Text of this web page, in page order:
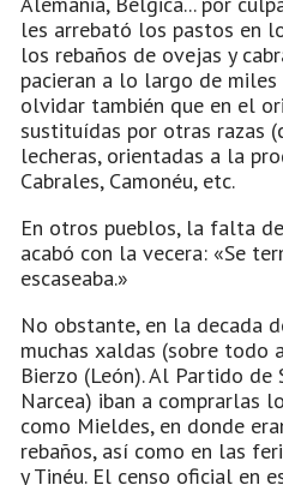
les arrebató los pastos en
los rebaños de ovejas y
pacieran a lo largo de miles
olvidar también que en el
sustituídas por otras razas
lecheras, orientadas a la
Cabrales, Camonéu, etc.
En otros pueblos, la falta
acabó con la vecera: «Se
escaseaba.»
No obstante, en la decada
muchas xaldas (sobre todo
Bierzo (León). Al Partido de
Narcea) iban a comprarlas
como Mieldes, en donde
rebaños, así como en las
y Tinéu. El censo oficial en